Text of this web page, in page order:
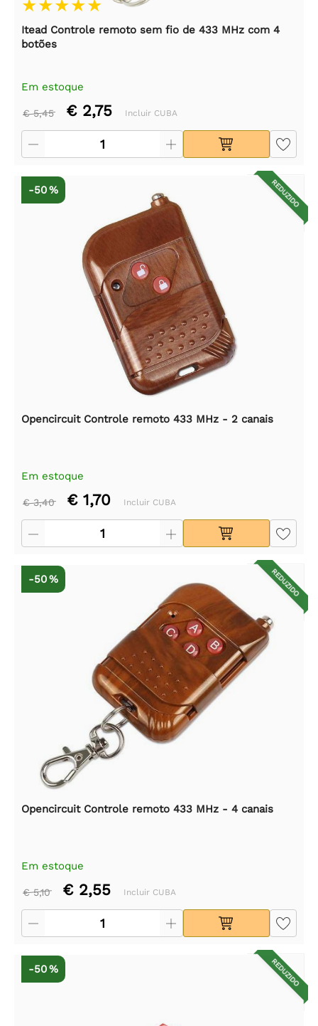
Itead Controle remoto sem fio de 433 MHz com 4
botões
Em estoque
€ 5,45 € 2,75 Incluir CUBA
REDUZIDO
-50 %
Opencircuit Controle remoto 433 MHz - 2 canais
Em estoque
€ 3,40 € 1,70 Incluir CUBA
REDUZIDO
-50 %
Opencircuit Controle remoto 433 MHz - 4 canais
Em estoque
€ 5,10 € 2,55 Incluir CUBA
REDUZIDO
-50 %